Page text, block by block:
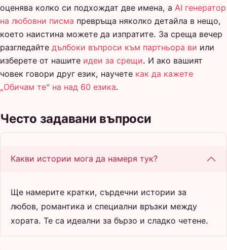
оценява колко си подхождат две имена, а AI генератор
на любовни писма превръща няколко детайла в нещо,
което наистина можете да изпратите. За среща вечер
разгледайте дълбоки въпроси към партньора ви или
изберете от нашите идеи за срещи. И ако вашият
човек говори друг език, научете как да кажете
„Обичам те“ на над 60 езика.
Често задавани въпроси
Какви истории мога да намеря тук?
Ще намерите кратки, сърдечни истории за
любов, романтика и специални връзки между
хората. Те са идеални за бързо и сладко четене.